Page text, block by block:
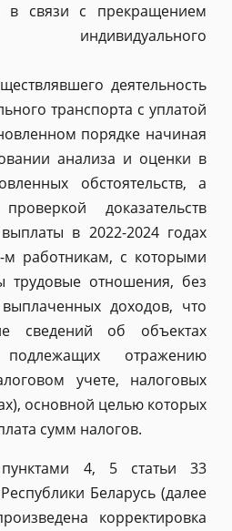
в связи с прекращением
индивидуального
деятельность
транспорта с уплатой
порядке начиная
анализа и оценки в
обстоятельств, а
доказательств
в 2022-2024 годах
м работникам, с которыми
отношения, без
доходов, что
сведений об объектах
подлежащих отражению
учете, налоговых
основной целью которых
сумм налогов.
4, 5 статьи 33
Беларусь (далее
корректировка